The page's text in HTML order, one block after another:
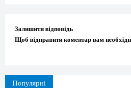
Залишити відповідь
Щоб відправити коментар вам
Популярні